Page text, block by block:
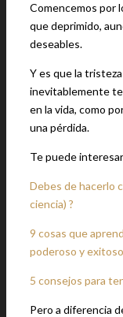
Comencemos por
que deprimido,
deseables.
Y es que la
inevitablemente
en la vida, como
una pérdida.
Te puede interesar
Debes de hacerlo
ciencia) ?
9 cosas que
poderoso y exitoso
5 consejos para
Pero a diferencia